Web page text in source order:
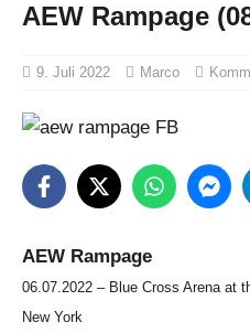
AEW Rampage
9. Juli 2022 Marco
AEW Rampage
06.07.2022 – Blue Cross Arena at
New York